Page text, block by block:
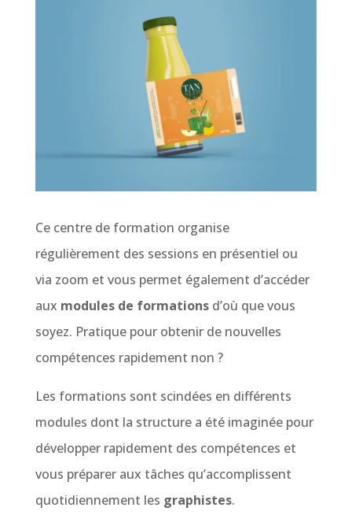
Ce centre de formation organise
régulièrement des sessions en présentiel ou
via zoom et vous permet également d’accéder
aux modules de formationsd’où que vous
soyez. Pratique pour obtenir de nouvelles
compétences rapidement non ?
Les formations sont scindées en différents
modules dont la structure a été imaginée pour
développer rapidement des compétences et
vous préparer aux tâches qu’accomplissent
quotidiennement les graphistes.